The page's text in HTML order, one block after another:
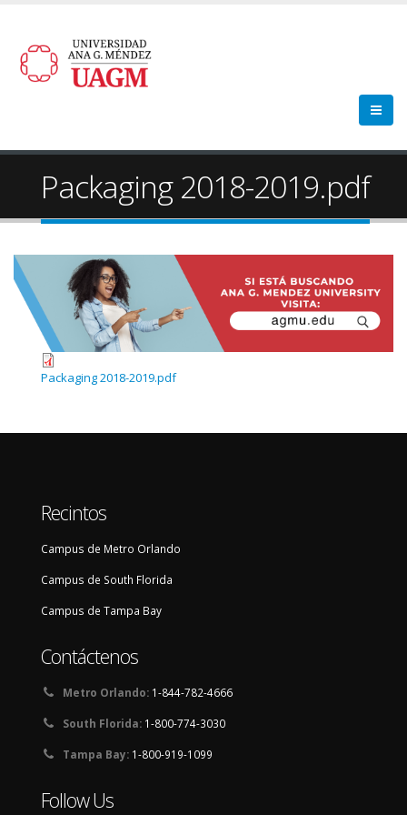
Packaging 2018-2019.pdf
Packaging 2018-2019.pdf
Recintos
Campus de Metro Orlando
Campus de South Florida
Campus de Tampa Bay
Contáctenos
Metro Orlando: 1-844-782-4666
South Florida: 1-800-774-3030
Tampa Bay: 1-800-919-1099
Follow Us